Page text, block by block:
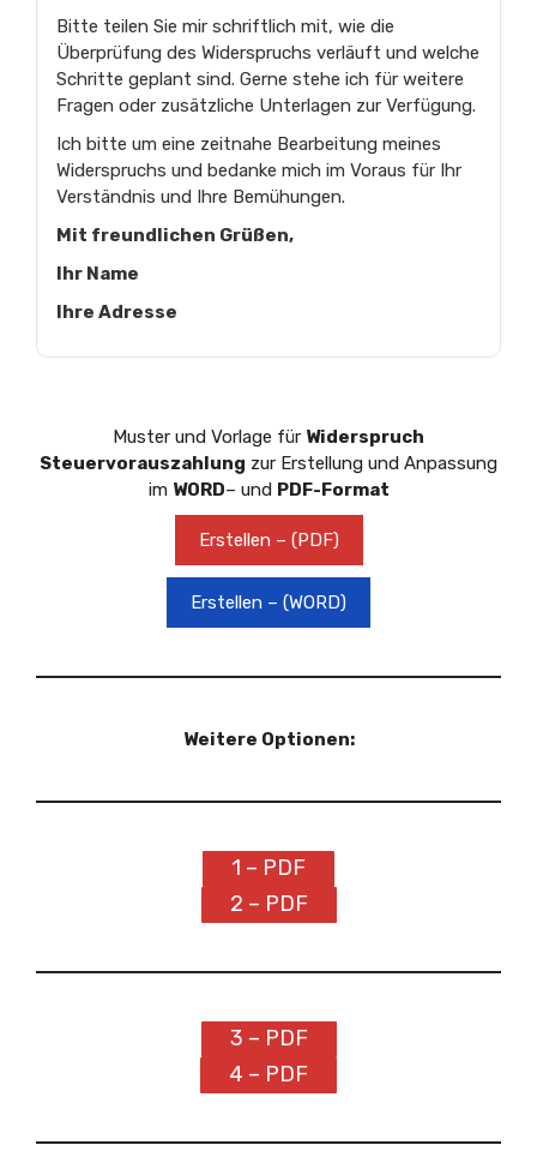
Bitte teilen Sie mir schriftlich mit, wie die
Überprüfung des Widerspruchs verläuft und welche
Schritte geplant sind. Gerne stehe ich für weitere
Fragen oder zusätzliche Unterlagen zur Verfügung.
Ich bitte um eine zeitnahe Bearbeitung meines
Widerspruchs und bedanke mich im Voraus für Ihr
Verständnis und Ihre Bemühungen.
Mit freundlichen Grüßen,
Ihr Name
Ihre Adresse
Muster und Vorlage für Widerspruch
Steuervorauszahlung zur Erstellung und Anpassung
im WORD– und PDF-Format
Erstellen – (PDF)
Erstellen – (WORD)
Weitere Optionen:
1 – PDF
2 – PDF
3 – PDF
4 – PDF